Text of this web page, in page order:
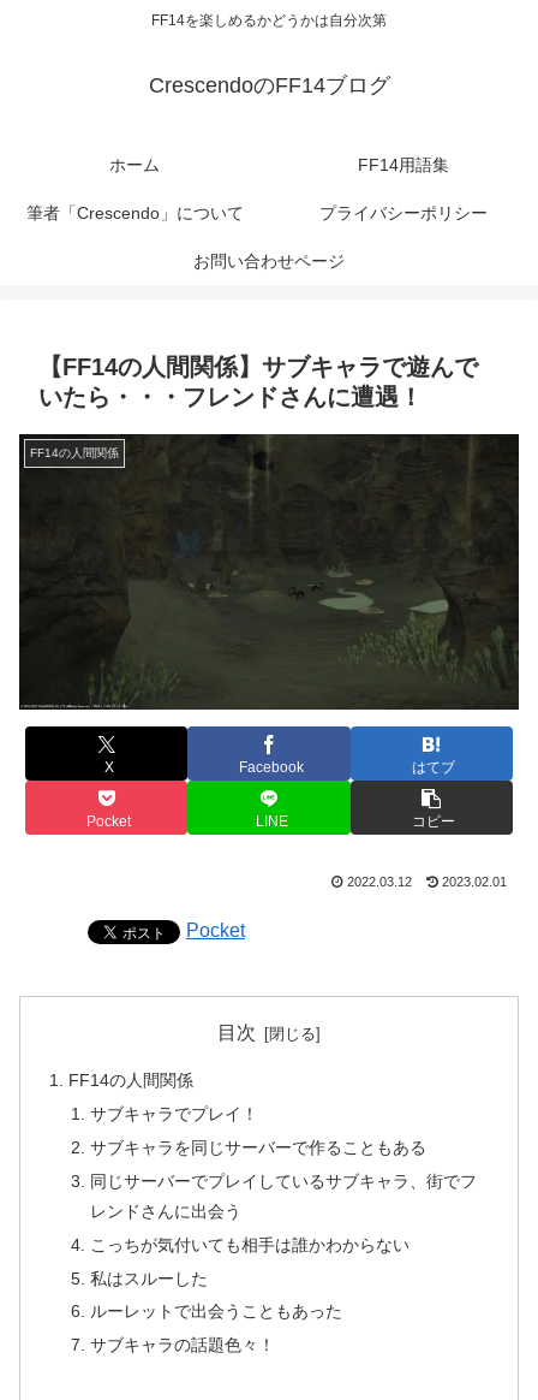
FF14を楽しめるかどうかは自分次第
CrescendoのFF14ブログ
ホーム FF14用語集
筆者「Crescendo」について プライバシーポリシー
お問い合わせページ
【FF14の人間関係】サブキャラで遊んで
いたら・・・フレンドさんに遭遇！
FF14の人間関係
X Facebook はてブ
Pocket LINE コピー
2022.03.12 2023.02.01
Pocket
目次
FF14の人間関係
サブキャラでプレイ！
サブキャラを同じサーバーで作ることもある
同じサーバーでプレイしているサブキャラ、街でフ
レンドさんに出会う
こっちが気付いても相手は誰かわからない
私はスルーした
ルーレットで出会うこともあった
サブキャラの話題色々！